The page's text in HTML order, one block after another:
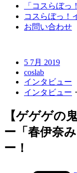
「コスらぼっ
コスらぼっ！
お問い合わせ
5 7月 2019
coslab
インタビュー
インタビュー ・
【ゲゲゲの
ー「春伊奈
ー！